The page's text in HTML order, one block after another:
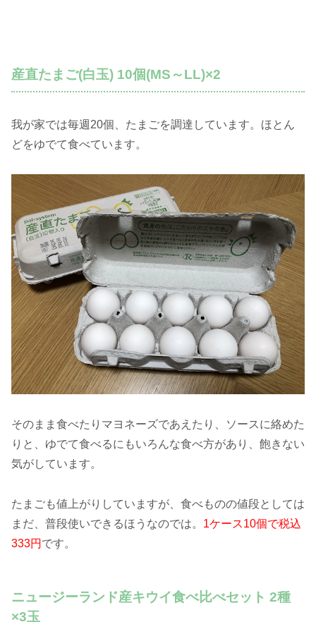
産直たまご(白玉) 10個(MS～LL)×2
我が家では毎週20個、たまごを調達しています。ほとん
どをゆでて食べています。
そのまま食べたりマヨネーズであえたり、ソースに絡めた
りと、ゆでて食べるにもいろんな食べ方があり、飽きない
気がしています。
たまごも値上がりしていますが、食べものの値段としては
まだ、普段使いできるほうなのでは。 1ケース10個で税込
333円 です。
ニュージーランド産キウイ食べ比べセット 2種
×3玉